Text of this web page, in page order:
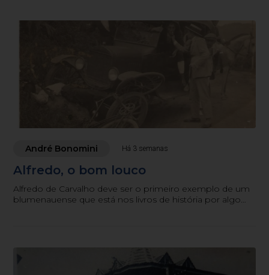
André Bonomini Há 3 semanas
Alfredo, o bom louco
Alfredo de Carvalho deve ser o primeiro exemplo de um
blumenauense que está nos livros de história por algo